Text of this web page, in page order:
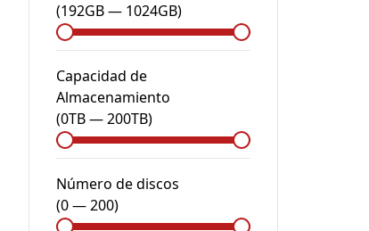
(192GB— 1024GB)
Capacidad de
Almacenamiento
(0TB—200TB)
Número de discos
(0—200)